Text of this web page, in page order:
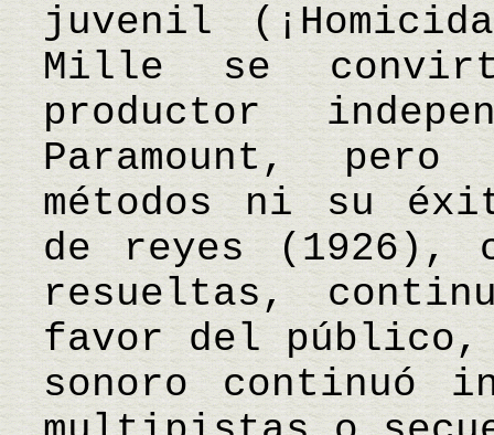
juvenil
Mille se
productor
Paramount,
métodos ni su
de reyes (1926),
resueltas,
favor del público,
sonoro continuó